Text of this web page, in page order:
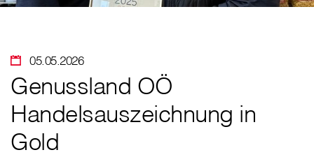
05.05.2026
Genussland OÖ
Handelsauszeichnung in
Gold